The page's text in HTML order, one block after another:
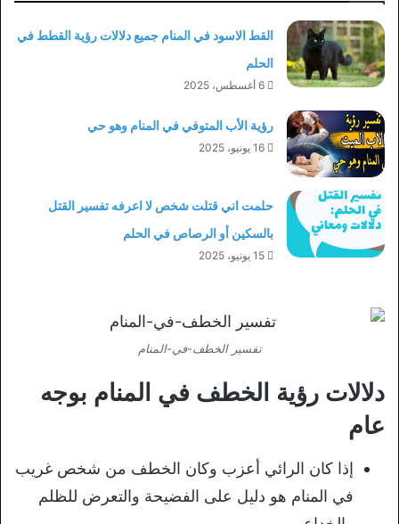
القط الاسود في المنام جميع دلالات رؤية القطط في
الحلم
6 أغسطس، 2025
رؤية الأب المتوفي في المنام وهو حي
16 يونيو، 2025
حلمت اني قتلت شخص لا اعرفه تفسير القتل
بالسكين أو الرصاص في الحلم
15 يونيو، 2025
تفسير الخطف-في-المنام
دلالات رؤية الخطف في المنام بوجه
عام
إذا كان الرائي أعزب وكان الخطف من شخص غريب
في المنام هو دليل على الفضيحة والتعرض للظلم